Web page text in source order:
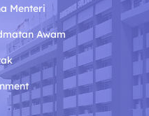
Menteri
Awam